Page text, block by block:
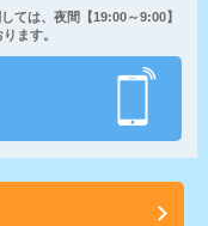
ては、夜間【19:00～9:00】
ます。